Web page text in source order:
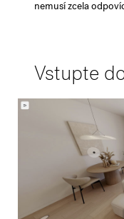
nemusí zcela
Vstupte